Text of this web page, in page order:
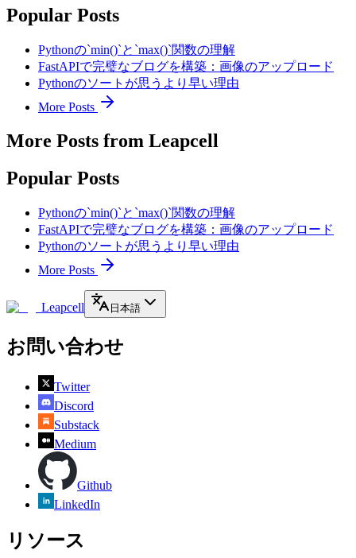
Popular Posts
Pythonの`min()`と`max()`関数の理解
FastAPIで完璧なブログを構築：画像のアップロード
Pythonのソートが思うより早い理由
More Posts
More Posts from Leapcell
Popular Posts
Pythonの`min()`と`max()`関数の理解
FastAPIで完璧なブログを構築：画像のアップロード
Pythonのソートが思うより早い理由
More Posts
Leapcell 日本語
お問い合わせ
Twitter
Discord
Substack
Medium
Github
LinkedIn
リソース